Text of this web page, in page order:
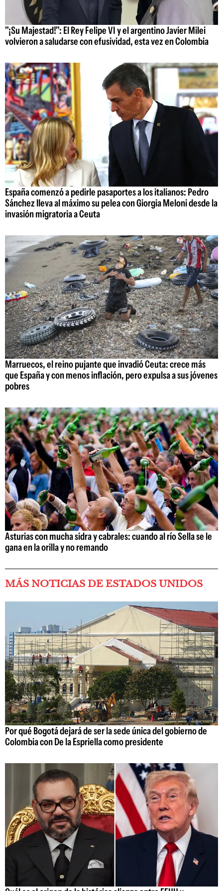
"¡Su Majestad!": El Rey Felipe VI y el argentino Javier Milei
volvieron a saludarse con efusividad, esta vez en Colombia
España comenzó a pedirle pasaportes a los italianos: Pedro
Sánchez lleva al máximo su pelea con Giorgia Meloni desde la
invasión migratoria a Ceuta
Marruecos, el reino pujante que invadió Ceuta: crece más
que España y con menos inflación, pero expulsa a sus jóvenes
pobres
Asturias con mucha sidra y cabrales: cuando al río Sella se le
gana en la orilla y no remando
MÁS NOTICIAS DE ESTADOS UNIDOS
Por qué Bogotá dejará de ser la sede única del gobierno de
Colombia con De la Espriella como presidente